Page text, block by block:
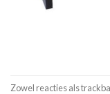
Zowel reacties als